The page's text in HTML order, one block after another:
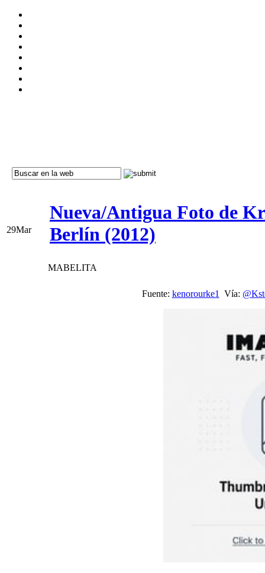
29Mar
Nueva/Antigua Foto de
Berlín (2012)
MABELITA
Fuente: kenorourke1 Vía: